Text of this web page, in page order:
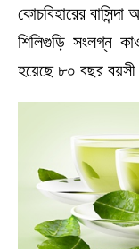
কোচবিহারের
শিলিগুড়ি সংলগ্ন
হয়েছে ৮০ বছর